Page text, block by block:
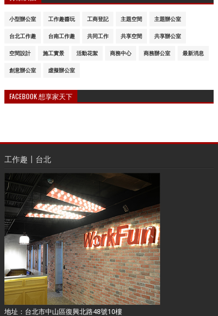
小型辦公室 工作趣醬玩 工商登記 主題空間 主題辦公室
台北工作趣 台南工作趣 共同工作 共享空間 共享辦公室
空間設計 施工實景 活動花絮 商務中心 商務辦公室 最新消息
創意辦公室 虛擬辦公室
FACEBOOK 想享家天下
工作趣〡台北
地址：台北市中山區復興北路48號10樓